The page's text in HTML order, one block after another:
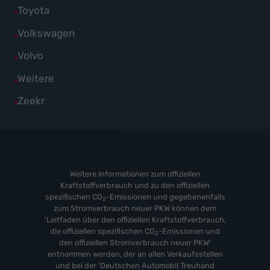
anzeigen
Skoda
anzeigen
Fahrzeuge
Suzuki
anzeigen
Toyota
Alle
Fahrzeuge
Toyota
anzeigen
Volkswagen
Alle
Fahrzeuge
Volkswagen
anzeigen
Volvo
Alle
Fahrzeuge
Volvo
Weitere
Alle
Fahrzeuge
Zeekr
Alle
Weitere Informationen zum offiziellen
Kraftstoffverbrauch und zu den offiziellen
spezifischen CO2-Emissionen und gegebenenfalls
zum Stromverbrauch neuer PKW können dem
'Leitfaden über den offiziellen Kraftstoffverbrauch,
die offiziellen spezifischen CO2-Emissionen und
den offiziellen Stromverbrauch neuer PKW'
entnommen werden, der an allen Verkaufsstellen
und bei der 'Deutschen Automobil Treuhand